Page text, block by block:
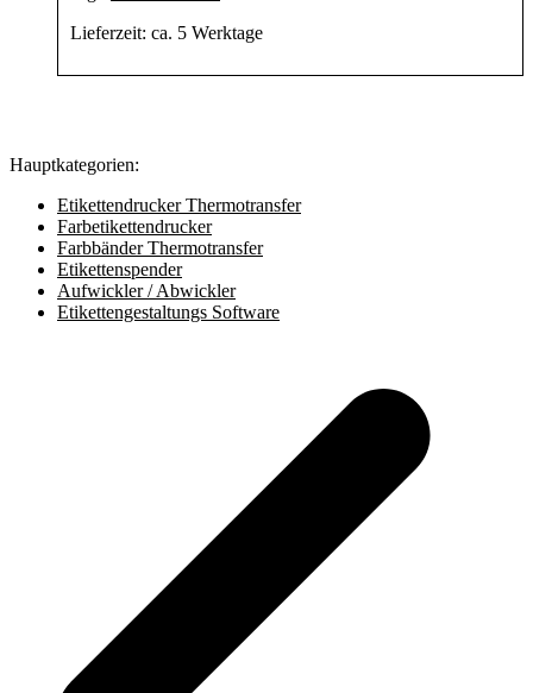
Lieferzeit: ca. 5 Werktage
Hauptkategorien:
Etikettendrucker Thermotransfer
Farbetikettendrucker
Farbbänder Thermotransfer
Etikettenspender
Aufwickler / Abwickler
Etikettengestaltungs Software